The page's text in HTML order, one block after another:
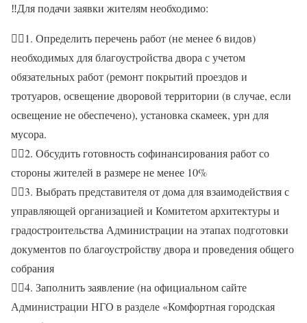
‼Для подачи заявки жителям необходимо:
☝🏻1. Определить перечень работ (не менее 6 видов)
необходимых для благоустройства двора с учетом
обязательных работ (ремонт покрытий проездов и
тротуаров, освещение дворовой территории (в случае, если
освещение не обеспечено), установка скамеек, урн для
мусора.
✌🏻2. Обсудить готовность софинансирования работ со
стороны жителей в размере не менее 10%
👉🏻3. Выбрать представителя от дома для взаимодействия с
управляющей организацией и Комитетом архитектуры и
градостроительства Администрации на этапах подготовки
документов по благоустройству двора и проведения общего
собрания
👌🏻4. Заполнить заявление (на официальном сайте
Администрации НГО в разделе «Комфортная городская